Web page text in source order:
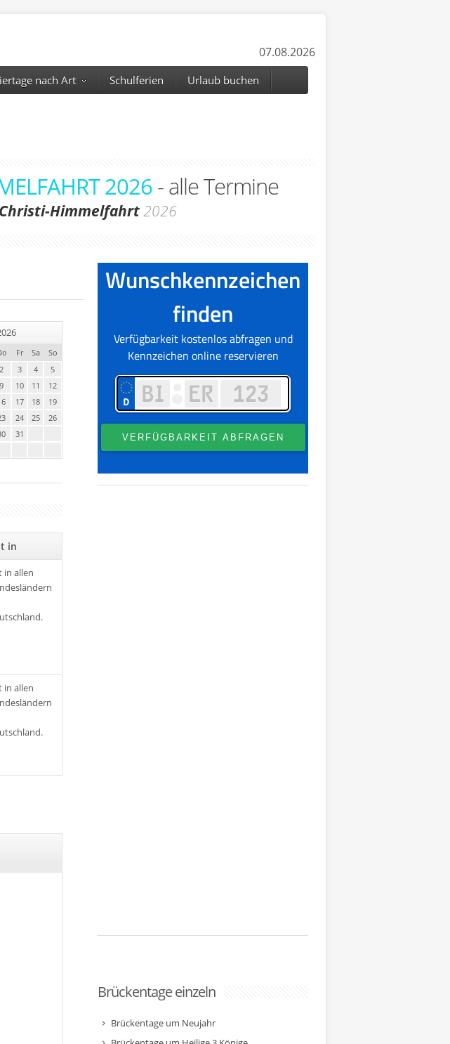
07.08.2026
nach Art Schulferien Urlaub buchen
2026- alle Termine
Himmelfahrt2026
Fr Sa
So
2 3 4
5
9 10 11
12
17 18
19
24 25
26
31
in
in allen
in allen
Brückentage einzeln
Brückentage um Neujahr